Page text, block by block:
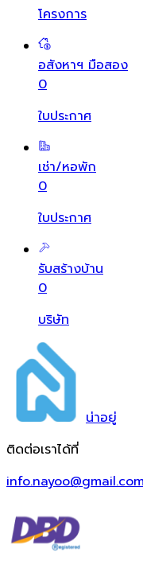
โครงการ
อสังหาฯ มือสอง
0
ใบประกาศ
เช่า/หอพัก
0
ใบประกาศ
รับสร้างบ้าน
0
บริษัท
น่าอยู่
ติดต่อเราได้ที่